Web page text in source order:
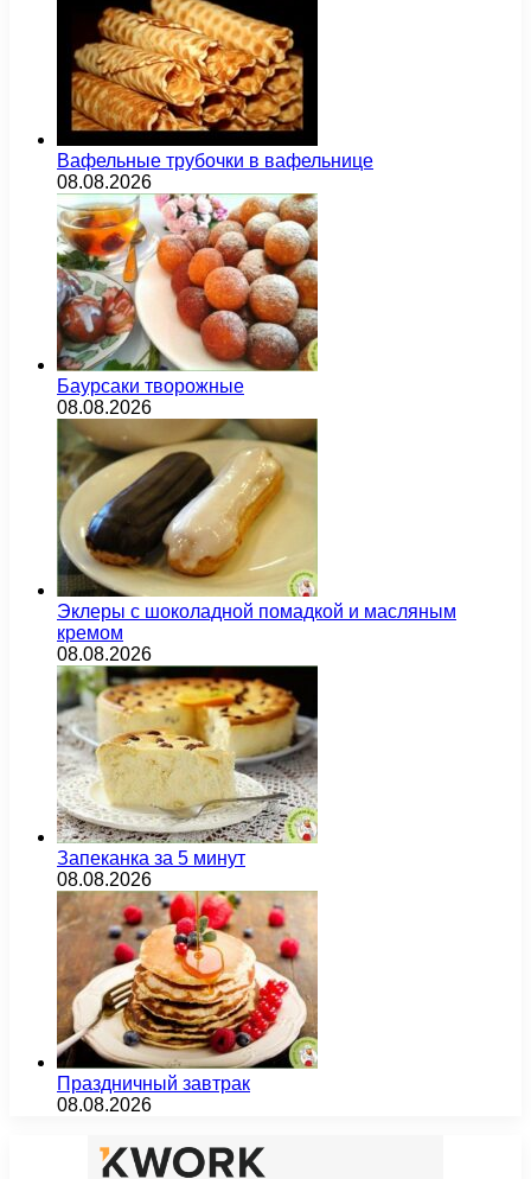
Вафельные трубочки в вафельнице
08.08.2026
Баурсаки творожные
08.08.2026
Эклеры с шоколадной помадкой и масляным
кремом
08.08.2026
Запеканка за 5 минут
08.08.2026
Праздничный завтрак
08.08.2026